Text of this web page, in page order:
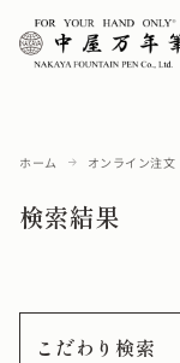
ホーム オンライン注文
検索結果
こだわり検索